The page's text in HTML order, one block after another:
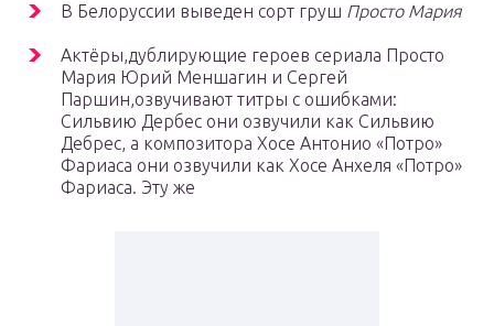
В Белоруссии выведен сорт груш Просто Мария
Актёры,дублирующие героев сериала Просто
Мария Юрий Меншагин и Сергей
Паршин,озвучивают титры с ошибками:
Сильвию Дербес они озвучили как Сильвию
Дебрес, а композитора Хосе Антонио «Потро»
Фариаса они озвучили как Хосе Анхеля «Потро»
Фариаса. Эту же